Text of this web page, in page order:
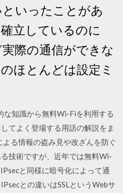
いったことがあ
立しているのに
際の通信ができな
ほとんどは設定ミ
知識から無料Wi-Fiを利用する
てよく登場する用語の解説をま
よる情報の盗み見や改ざんを防ぐ
技術ですが、近年では無料Wi-
と同様に暗号化によって通
との違いはSSLというWebサ